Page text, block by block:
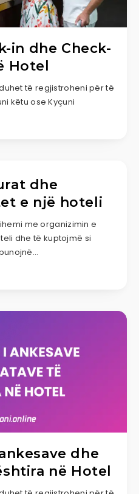
in dhe Check-
Hotel
duhet të regjistroheni për të
këtu ose Kyçuni
dhe
e një hoteli
me organizimin e
dhe të kuptojmë si
dhe
në Hotel